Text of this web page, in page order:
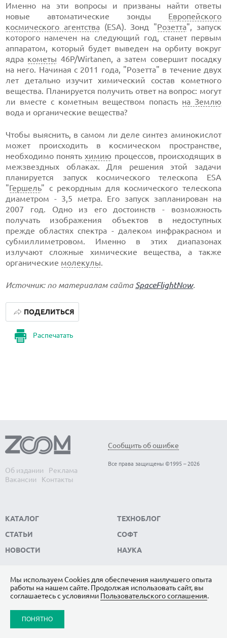
Именно на эти вопросы и призваны найти ответы
новые автоматические зонды Европейского
космического агентства(ESA). Зонд "Розетта", запуск
которого намечен на следующий год, станет первым
аппаратом, который будет выведен на орбиту вокруг
ядра кометы 46P/Wirtanen, а затем совершит посадку
на него. Начиная с 2011 года, "Розетта" в течение двух
лет детально изучит химический состав кометного
вещества. Планируется получить ответ на вопрос: могут
ли вместе с кометным веществом попасть на Землю
вода и органические вещества?
Чтобы выяснить, в самом ли деле синтез аминокислот
может происходить в космическом пространстве,
необходимо понятьхимию процессов, происходящих в
межзвездных облаках. Для решения этой задачи
планируется запуск космического телескопа ESA
"Гершель" с рекордным для космического телескопа
диаметром - 3,5 метра. Его запуск запланирован на
2007 год. Одно из его достоинств - возможность
получать изображения объектов в недоступных
прежде областях спектра - далеком инфракрасном и
субмиллиметровом. Именно в этих диапазонах
излучают сложные химические вещества, а также
органические молекулы.
Источник: по материалам сайта SpaceFlightNow.
Распечатать
ПОДЕЛИТЬСЯ
Об издании
Реклама
Вакансии
Контакты
Сообщить об ошибке
Все права защищены ©1995 – 2026
КАТАЛОГ
СТАТЬИ
НОВОСТИ
ТЕХНОБЛОГ
СОФТ
НАУКА
ПОДПИШИТЕСЬ НА НАС
ЯНДЕКС.ДЗЕН
ВКОНТАКТЕ
Мы используем Сookies для обеспечения наилучшего опыта
работы на нашем сайте. Продолжая использовать сайт, вы
соглашаетесь с условиями Пользовательского соглашения.
ПОНЯТНО